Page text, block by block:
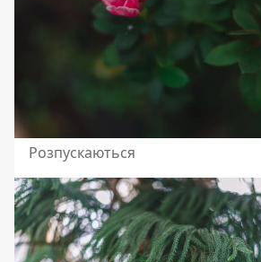
Розпускаються